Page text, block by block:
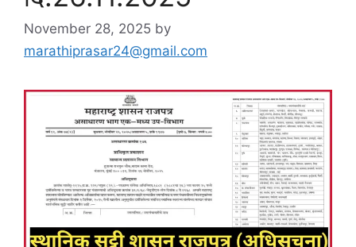
November 28, 2025 by
marathiprasar24@gmail.com